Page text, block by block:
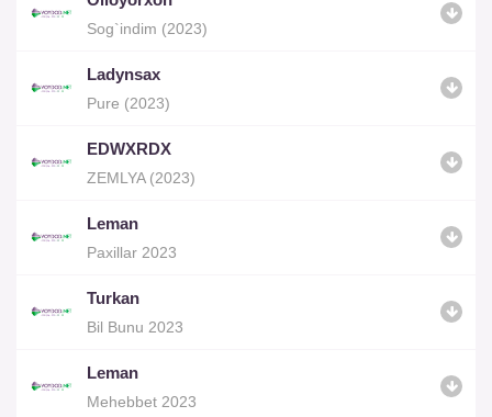
Sog`indim (2023)
Ladynsax
Pure (2023)
EDWXRDX
ZEMLYA (2023)
Leman
Paxillar 2023
Turkan
Bil Bunu 2023
Leman
Mehebbet 2023